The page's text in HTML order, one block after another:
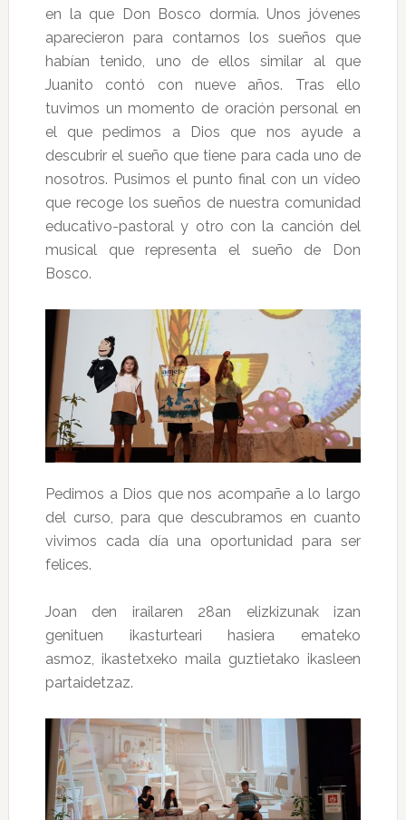
en la que Don Bosco dormía. Unos jóvenes
aparecieron para contarnos los sueños que
habían tenido, uno de ellos similar al que
Juanito contó con nueve años. Tras ello
tuvimos un momento de oración personal en
el que pedimos a Dios que nos ayude a
descubrir el sueño que tiene para cada uno de
nosotros. Pusimos el punto final con un vídeo
que recoge los sueños de nuestra comunidad
educativo-pastoral y otro con la canción del
musical que representa el sueño de Don
Bosco.
Pedimos a Dios que nos acompañe a lo largo
del curso, para que descubramos en cuanto
vivimos cada día una oportunidad para ser
felices.
Joan den irailaren 28an elizkizunak izan
genituen ikasturteari hasiera emateko
asmoz, ikastetxeko maila guztietako ikasleen
partaidetzaz.